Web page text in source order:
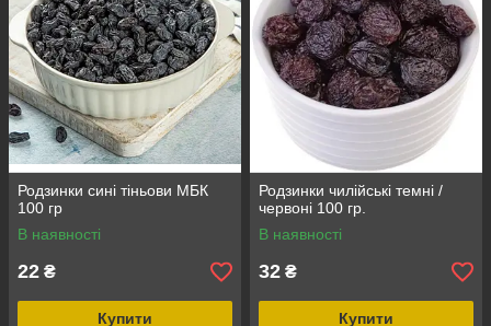
Родзинки сині тіньови МБК
100 гр
В наявності
22 ₴
Купити
Родзинки чилійські темні /
червоні 100 гр.
В наявності
32 ₴
Купити